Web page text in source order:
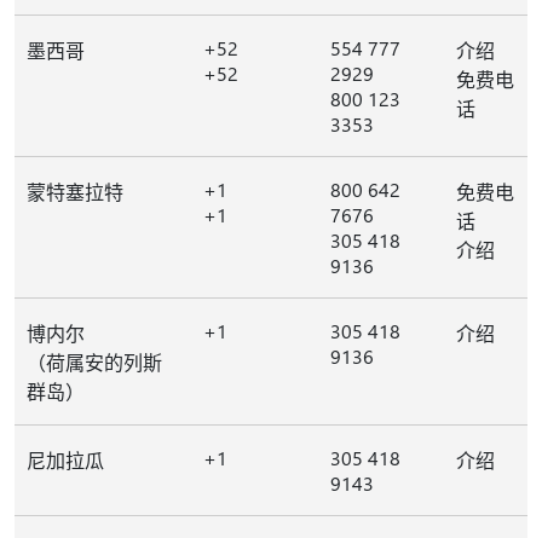
墨西哥
+52
+52
554 777
2929
800 123
3353
介绍
免费电
话
蒙特塞拉特
+1
+1
800 642
7676
305 418
9136
免费电
话
介绍
博内尔
（荷属安的列斯
群岛）
+1
305 418
9136
介绍
尼加拉瓜 +1
305 418
9143
介绍